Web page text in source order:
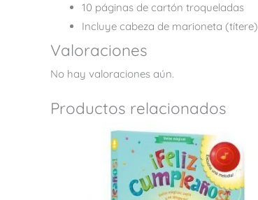
10 páginas de cartón troqueladas
Incluye cabeza de marioneta (títere)
Valoraciones
No hay valoraciones aún.
Productos relacionados